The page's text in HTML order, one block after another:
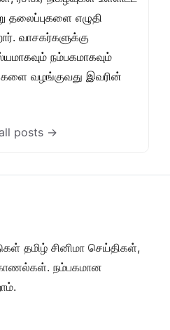
தலைப்புகளை எழுதி
வாசகர்களுக்கு
நம்பகமாகவும்
வழங்குவது இவரின்
posts →
தமிழ் சினிமா செய்திகள்,
நம்பகமான